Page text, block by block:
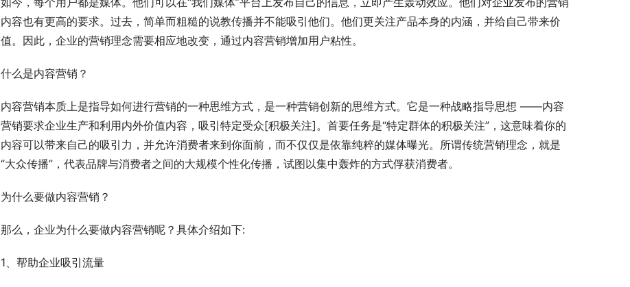
内容也有更高的要求。过去，简单而粗糙的说教传播并不能吸引他们。他们更关注产品本身的内涵，并给自己带来价
值。因此，企业的营销理念需要相应地改变，通过内容营销增加用户粘性。
什么是内容营销？
内容营销本质上是指导如何进行营销的一种思维方式，是一种营销创新的思维方式。它是一种战略指导思想 ——内容
营销要求企业生产和利用内外价值内容，吸引特定受众[积极关注]。首要任务是“特定群体的积极关注”，这意味着你的
内容可以带来自己的吸引力，并允许消费者来到你面前，而不仅仅是依靠纯粹的媒体曝光。所谓传统营销理念，就是
“大众传播”，代表品牌与消费者之间的大规模个性化传播，试图以集中轰炸的方式俘获消费者。
为什么要做内容营销？
那么，企业为什么要做内容营销呢？具体介绍如下:
1、帮助企业吸引流量